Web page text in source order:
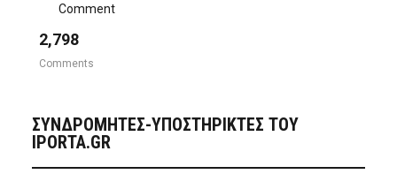
Comment
2,798
Comments
ΣΥΝΔΡΟΜΗΤΈΣ-ΥΠΟΣΤΗΡΙΚΤΈΣ ΤΟΥ
IPORTA.GR